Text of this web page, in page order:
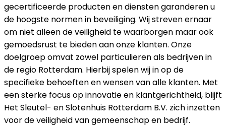
gecertificeerde producten en diensten garanderen u
de hoogste normen in beveiliging. Wij streven ernaar
om niet alleen de veiligheid te waarborgen maar ook
gemoedsrust te bieden aan onze klanten. Onze
doelgroep omvat zowel particulieren als bedrijven in
de regio Rotterdam. Hierbij spelen wij in op de
specifieke behoeften en wensen van alle klanten. Met
een sterke focus op innovatie en klantgerichtheid, blijft
Het Sleutel- en Slotenhuis Rotterdam B.V. zich inzetten
voor de veiligheid van gemeenschap en bedrijf.